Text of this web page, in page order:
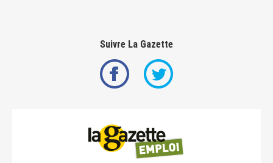
Suivre La Gazette